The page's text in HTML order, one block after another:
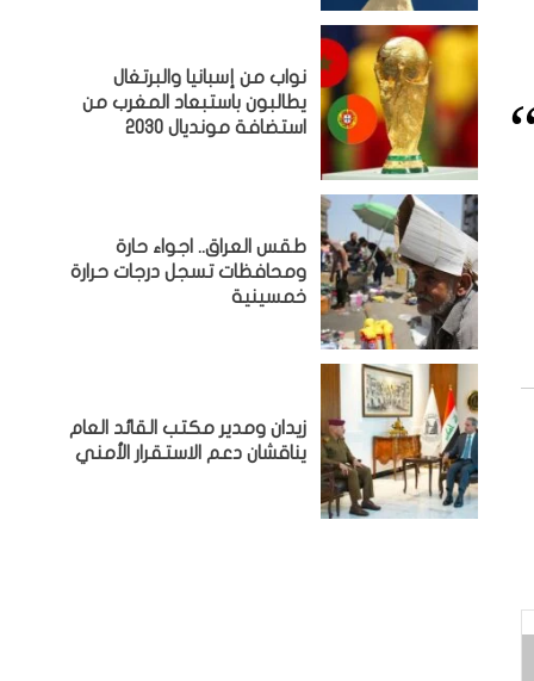
نواب من إسبانيا والبرتغال
يطالبون باستبعاد المغرب من
استضافة مونديال 2030
طقس العراق.. اجواء حارة
ومحافظات تسجل درجات حرارة
خمسينية
زيدان ومدير مكتب القائد العام
يناقشان دعم الاستقرار الأمني